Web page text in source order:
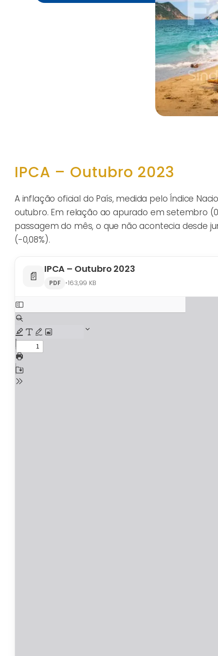
IPCA – Outubro 2023
A inflação oficial do País, medida pelo Índice
outubro. Em relação ao apurado em setembro
passagem do mês, o que não acontecia desde
(-0,08%).
📄
IPCA – Outubro 2023
PDF •163,99 KB